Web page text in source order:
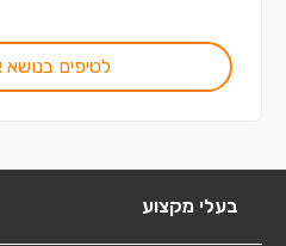
לטיפים בנושא
בעלי מקצוע